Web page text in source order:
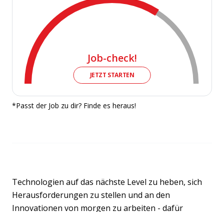
Job-check!
JETZT STARTEN
*Passt der Job zu dir? Finde es heraus!
Technologien auf das nächste Level zu heben, sich
Herausforderungen zu stellen und an den
Innovationen von morgen zu arbeiten - dafür